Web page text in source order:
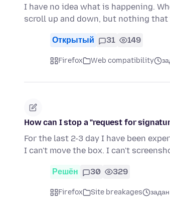
I have no idea what is happening.
scroll up and down, but nothing that
Открытый 31 149
Firefox Web compatibility
How can I stop a "request for
For the last 2-3 day I have been
I can't move the box. I can't
Решён 30 329
Firefox Site breakages